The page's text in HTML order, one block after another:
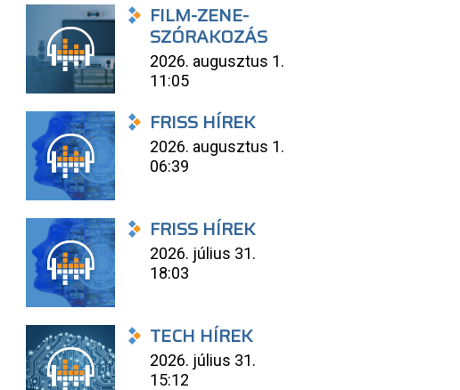
FILM-ZENE-
SZÓRAKOZÁS
2026. augusztus 1.
11:05
FRISS HÍREK
2026. augusztus 1.
06:39
FRISS HÍREK
2026. július 31.
18:03
TECH HÍREK
2026. július 31.
15:12